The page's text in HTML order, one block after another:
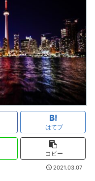
はてブ
コピー
2021.03.07